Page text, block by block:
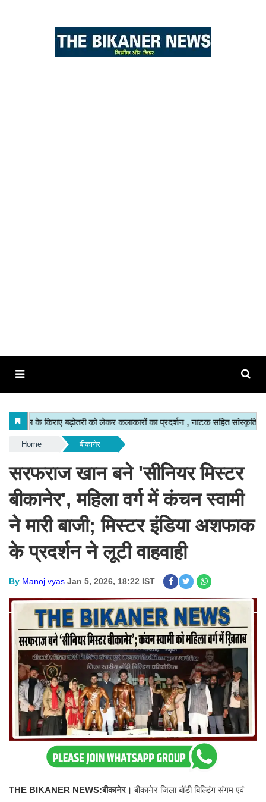
Home बीकानेर
सरफराज खान बने 'सीनियर मिस्टर
बीकानेर', महिला वर्ग में कंचन स्वामी
ने मारी बाजी; मिस्टर इंडिया अशफाक
के प्रदर्शन ने लूटी वाहवाही
By Manoj vyas Jan 5, 2026, 18:22 IST
THE BIKANER NEWS:बीकानेर। बीकानेर जिला बॉडी बिल्डिंग संगम एवं